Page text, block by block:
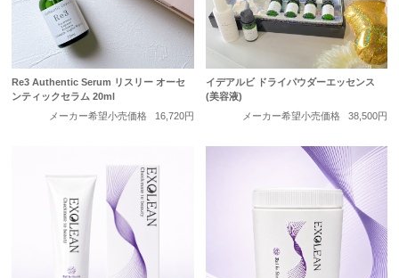
Re3 Authentic Serum リスリー オーセ
ンティックセラム 20ml
メーカー希望小売価格
16,720円
イデアルビ ドライパウダーエッセンス
(美容液)
メーカー希望小売価格
38,500円